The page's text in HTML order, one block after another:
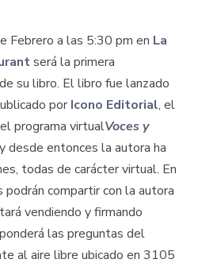
Febrero a las 5:30 pm en La
será la primera
su libro. El libro fue lanzado
por Icono Editorial, el
programa virtualVoces y
y desde entonces la autora ha
todas de carácter virtual. En
compartir con la autora
vendiendo y firmando
las preguntas del
al aire libre ubicado en 3105